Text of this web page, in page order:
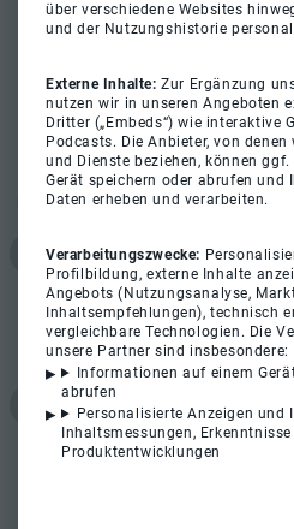
über verschiedene Websites
und der Nutzungshistorie
Externe Inhalte:Zur Ergänzung
nutzen wir in unseren Angeboten
Dritter („Embeds“) wie interaktive
Podcasts. Die Anbieter, von
und Dienste beziehen, können
Gerät speichern oder abrufen und
Daten erheben und verarbeiten.
Verarbeitungszwecke:
Profilbildung, externe Inhalte
Angebots (Nutzungsanalyse,
Inhaltsempfehlungen), technisch
vergleichbare Technologien. Die
unsere Partner sind insbesondere:
Informationen auf einem
abrufen
Personalisierte Anzeigen und
Inhaltsmessungen,
Produktentwicklungen